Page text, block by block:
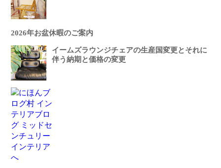
2026年お盆休暇のご案内
イームズラウンジチェアの生産国変更とそれに
伴う納期と価格の変更